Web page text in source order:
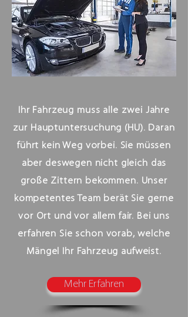
Ihr Fahrzeug muss alle zwei Jahre
zur Hauptuntersuchung (HU). Daran
führt kein Weg vorbei. Sie müssen
aber deswegen nicht gleich das
große Zittern bekommen. Unser
kompetentes Team berät Sie gerne
vor Ort und vor allem fair. Bei uns
erfahren Sie schon vorab, welche
Mängel Ihr Fahrzeug aufweist.
Mehr Erfahren